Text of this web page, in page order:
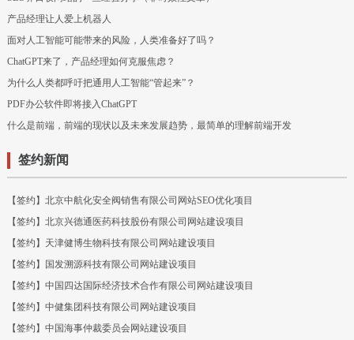
产品经理让人爱上机器人
面对人工智能可能带来的风险，人类准备好了吗？
ChatGPT来了，产品经理如何克服焦虑？
为什么人类都呼吁把通用人工智能“管起来”？
PDF办公软件即将接入ChatGPT
什么是前端，前端的现状以及未来发展趋势，最简单的理解前端开发
签约新闻
【签约】北京中航化安全阀销售有限公司网站SEO优化项目
【签约】北京兴德通医药科技股份有限公司网站建设项目
【签约】天津健博生物科技有限公司网站建设项目
【签约】国发溯源科技有限公司网站建设项目
【签约】中国四达国际经济技术合作有限公司网站建设项目
【签约】中健集团科技有限公司网站建设项目
【签约】中国海事仲裁委员会网站建设项目